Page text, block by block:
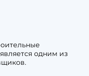
одним из